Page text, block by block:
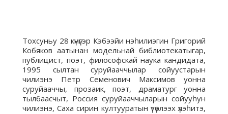
Тохсуньу 28 күнүгэр Кэбээйи нэһилиэгин Григорий
Кобяков аатынан модельнай библиотекатыгар,
публицист, поэт, философскай наука кандидата,
1995 сылтан суруйааччылар сойуустарын
чилиэнэ Петр Семенович Максимов уонна
суруйааччы, прозаик, поэт, драматург уонна
тылбаасчыт, Россия суруйааччыларын сойууһун
чилиэнэ, Саха сирин култууратын үтүөлээх үлэһитэ,